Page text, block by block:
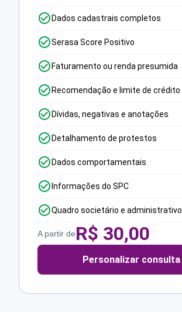
Dados cadastrais completos
Serasa Score Positivo
Faturamento ou renda presumida
Recomendação e limite de crédito
Dívidas, negativas e anotações
Detalhamento de protestos
Dados comportamentais
Informações do SPC
Quadro societário e administrativo
A partir deR$ 30,00
Personalizar consulta